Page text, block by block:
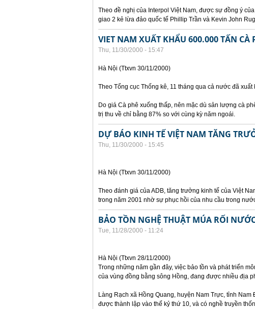
Theo đề nghị của Interpol Việt Nam, được sự đồng ý
giao 2 kẻ lừa đảo quốc tế Phillip Trần và Kevin John
VIET NAM XUẤT KHẨU 600.000 TẤN CÀ
Thu, 11/30/2000 - 15:47
Hà Nội (Ttxvn 30/11/2000)
Theo Tổng cục Thống kê, 11 tháng qua cả nước đã
Do giá Cà phê xuống thấp, nên mặc dù sản lượng cà
trị thu về chỉ bằng 87% so với cùng kỳ năm ngoái.
DỰ BÁO KINH TẾ VIỆT NAM TĂNG
Thu, 11/30/2000 - 15:45
Hà Nội (Ttxvn 30/11/2000)
Theo đánh giá của ADB, tăng trưởng kinh tế của Việt
trong năm 2001 nhờ sự phục hồi của nhu cầu trong
BẢO TỒN NGHỆ THUẬT MÚA RỐI
Tue, 11/28/2000 - 11:24
Hà Nội (Ttxvn 28/11/2000)
Trong những năm gần đây, việc bảo tồn và phát triển
của vùng đồng bằng sông Hồng, đang được nhiều địa
Làng Rạch xã Hồng Quang, huyện Nam Trực, tỉnh
được thành lập vào thế kỷ thứ 10, và có nghề truyền